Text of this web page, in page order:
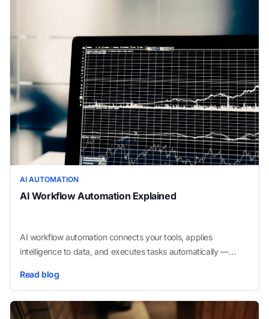
AI AUTOMATION
AI Workflow Automation Explained
AI workflow automation connects your tools, applies
intelligence to data, and executes tasks automatically —
and why small businesses are adopting it fast.
Read blog